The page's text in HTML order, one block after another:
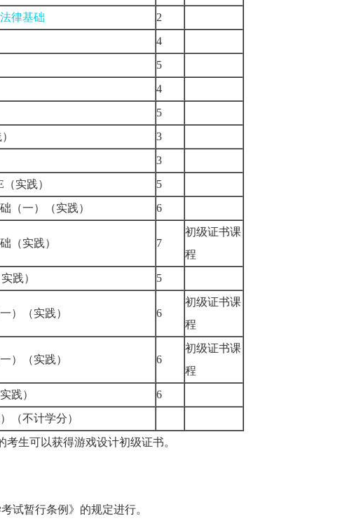
律基础
2
4
5
4
5
3
3
实践）
5
（一）（实践） 6
（实践） 7
初级证书课
程
践） 5
）（实践） 6
初级证书课
程
）（实践） 6
初级证书课
程
践）
6
（不计学分）
生可以获得游戏设计初级证书。
暂行条例》的规定进行。